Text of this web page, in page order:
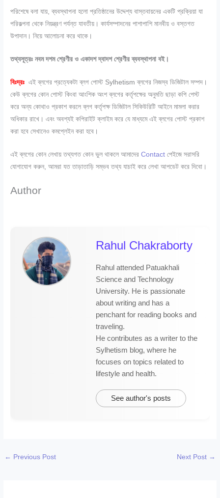
পরিশেষে বলা যায়, ব্যবস্থাপনা হলাে প্রতিষ্ঠানের উদ্দেশ্য বাস্তবায়নের একটি প্রক্রিয়া যা
পরিকল্পনা থেকে নিয়ন্ত্রণ পর্যন্ত যাবতীয়। কার্যসম্পাদনের পাশাপাশি মানবীয় ও বস্তগত
উপাদান। নিয়ে আলােচনা করে থাকে।
তথ্যসূত্রঃ নবম দশম শ্রেণীর ও একাদশ দ্বাদশ শ্রেণীর ব্যবস্থাপনা বই।
বিঃদ্রঃ এই ব্লগের প্রত্যেকটা ব্লগ পোস্ট Sylhetism ব্লগের নিজস্ব ডিজিটাল সম্পদ।
কেউ ব্লগের কোন পোস্ট কিংবা আংশিক অংশ ব্লগের কর্তৃপক্ষের অনুমতি ছাড়া কপি পেস্ট
করে অন্য কোথাও প্রকাশ করলে ব্লগ কর্তৃপক্ষ ডিজিটাল সিকিউরিটি আইনে মামলা করার
অধিকার রাখে। এবং অবশ্যই কপিরাইট ক্লাইম করে যে মাধ্যমে এই ব্লগের পোস্ট প্রকাশ
করা হবে সেখানেও কমপ্লেইন করা হবে।
এই ব্লগের কোন লেখায় তথ্যগত কোন ভুল থাকলে আমাদেরContact পেইজে সরাসরি
যোগাযোগ করুন, আমরা যত তাড়াতাড়ি সম্ভব তথ্য যাচাই করে লেখা আপডেট করে দিবো।
Author
Rahul Chakraborty
Rahul attended Patuakhali
Science and Technology
University. He is passionate
about writing and has a
penchant for reading books and
traveling.
He contributes as a writer to the
Sylhetism blog, where he
focuses on topics related to
lifestyle and health.
See author's posts
← Previous Post Next Post →